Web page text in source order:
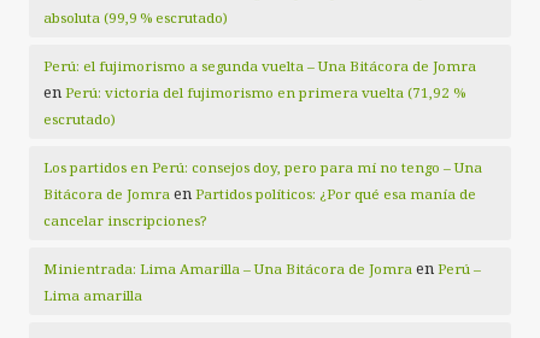
absoluta (99,9 % escrutado)
Perú: el fujimorismo a segunda vuelta – Una Bitácora de Jomra
en Perú: victoria del fujimorismo en primera vuelta (71,92 %
escrutado)
Los partidos en Perú: consejos doy, pero para mí no tengo – Una
Bitácora de Jomra en Partidos políticos: ¿Por qué esa manía de
cancelar inscripciones?
Minientrada: Lima Amarilla – Una Bitácora de Jomra en Perú –
Lima amarilla